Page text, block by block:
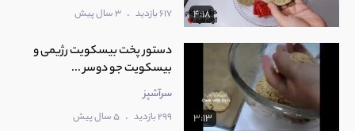
4:18 617 بازدید . 3 سال پیش
3:13
دستور پخت بیسکویت رژیمی و
بیسکویت جو دوسر ...
سرآشپز
299 بازدید . 5 سال پیش